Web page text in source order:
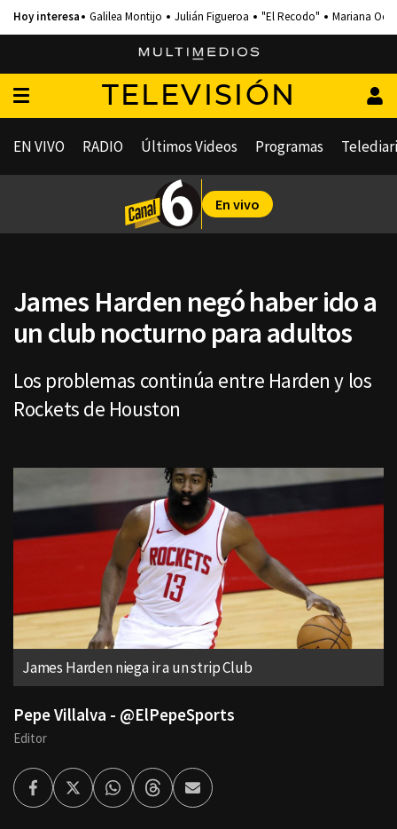
Galilea Montijo Julián Figueroa "El Recodo" Mariana
TELEVISIÓN
EN VIVO RADIO Últimos Videos Programas
En vivo
James Harden negó haber ido a
un club nocturno para adultos
Los problemas continúa entre Harden y los
Rockets de Houston
James Harden niega ir a un strip Club
Pepe Villalva - @ElPepeSports
Editor
FacebookTwitterWhatsappThreadsEnviar
por